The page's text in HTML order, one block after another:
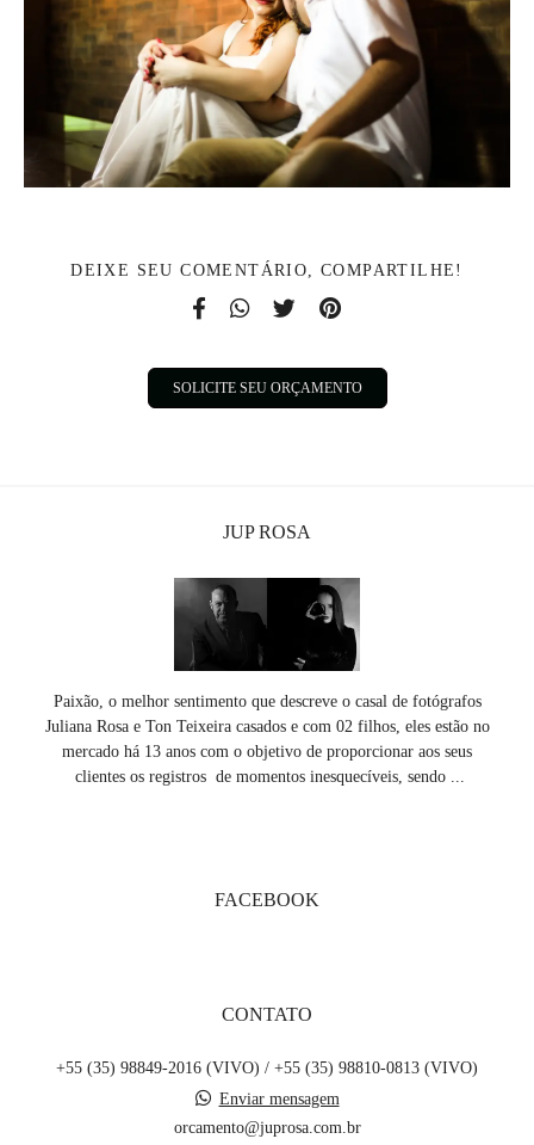
DEIXE SEU COMENTÁRIO, COMPARTILHE!
SOLICITE SEU ORÇAMENTO
JUP ROSA
Paixão, o melhor sentimento que descreve o casal de fotógrafos
Juliana Rosa e Ton Teixeira casados e com 02 filhos, eles estão no
mercado há 13 anos com o objetivo de proporcionar aos seus
clientes os registros de momentos inesquecíveis, sendo ...
FACEBOOK
CONTATO
+55 (35) 98849-2016 (VIVO) / +55 (35) 98810-0813 (VIVO)
Enviar mensagem
orcamento@juprosa.com.br